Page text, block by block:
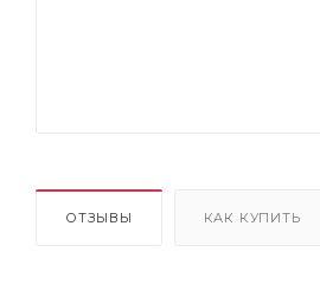
ОТЗЫВЫ КАК КУПИТЬ